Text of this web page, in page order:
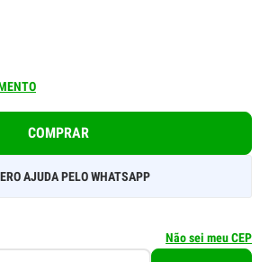
COMPRAR
AJUDA PELO WHATSAPP
Não sei meu CEP